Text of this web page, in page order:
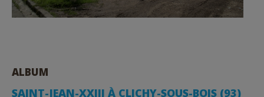
ALBUM
SAINT-JEAN-XXIII À CLICHY-SOUS-BOIS (93)